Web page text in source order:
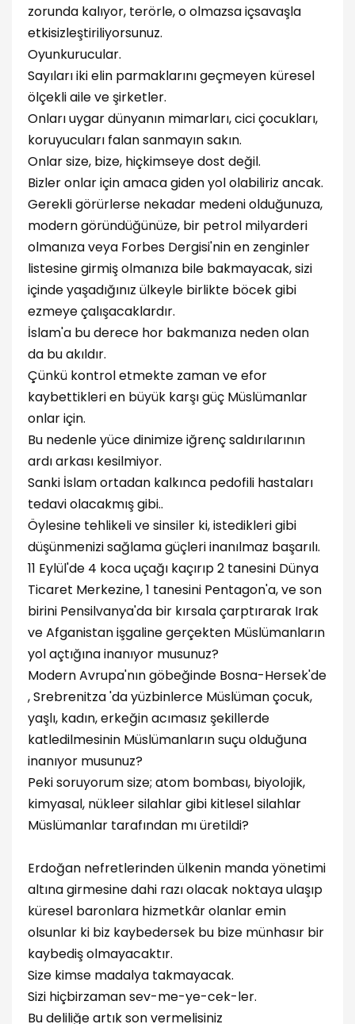
zorunda kalıyor, terörle, o olmazsa içsavaşla
etkisizleştiriliyorsunuz.
Oyunkurucular.
Sayıları iki elin parmaklarını geçmeyen küresel
ölçekli aile ve şirketler.
Onları uygar dünyanın mimarları, cici çocukları,
koruyucuları falan sanmayın sakın.
Onlar size, bize, hiçkimseye dost değil.
Bizler onlar için amaca giden yol olabiliriz ancak.
Gerekli görürlerse nekadar medeni olduğunuza,
modern göründüğünüze, bir petrol milyarderi
olmanıza veya Forbes Dergisi'nin en zenginler
listesine girmiş olmanıza bile bakmayacak, sizi
içinde yaşadığınız ülkeyle birlikte böcek gibi
ezmeye çalışacaklardır.
İslam'a bu derece hor bakmanıza neden olan
da bu akıldır.
Çünkü kontrol etmekte zaman ve efor
kaybettikleri en büyük karşı güç Müslümanlar
onlar için.
Bu nedenle yüce dinimize iğrenç saldırılarının
ardı arkası kesilmiyor.
Sanki İslam ortadan kalkınca pedofili hastaları
tedavi olacakmış gibi..
Öylesine tehlikeli ve sinsiler ki, istedikleri gibi
düşünmenizi sağlama güçleri inanılmaz başarılı.
11 Eylül'de 4 koca uçağı kaçırıp 2 tanesini Dünya
Ticaret Merkezine, 1 tanesini Pentagon'a, ve son
birini Pensilvanya'da bir kırsala çarptırarak Irak
ve Afganistan işgaline gerçekten Müslümanların
yol açtığına inanıyor musunuz?
Modern Avrupa'nın göbeğinde Bosna-Hersek'de
, Srebrenitza 'da yüzbinlerce Müslüman çocuk,
yaşlı, kadın, erkeğin acımasız şekillerde
katledilmesinin Müslümanların suçu olduğuna
inanıyor musunuz?
Peki soruyorum size; atom bombası, biyolojik,
kimyasal, nükleer silahlar gibi kitlesel silahlar
Müslümanlar tarafından mı üretildi?
Erdoğan nefretlerinden ülkenin manda yönetimi
altına girmesine dahi razı olacak noktaya ulaşıp
küresel baronlara hizmetkâr olanlar emin
olsunlar ki biz kaybedersek bu bize münhasır bir
kaybediş olmayacaktır.
Size kimse madalya takmayacak.
Sizi hiçbirzaman sev-me-ye-cek-ler.
Bu deliliğe artık son vermelisiniz